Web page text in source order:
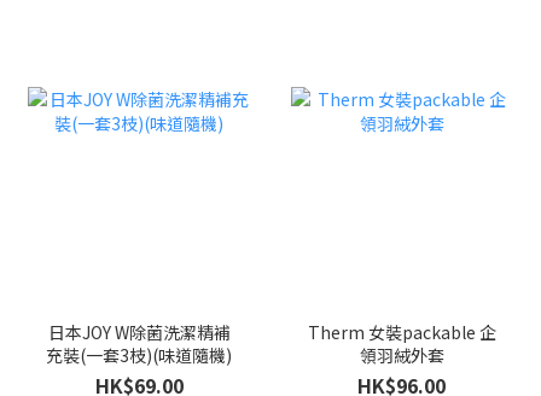
日本JOY W除菌洗潔精補
充裝(一套3枝)(味道隨機)
HK$69.00
Therm 女裝packable 企
領羽絨外套
HK$96.00